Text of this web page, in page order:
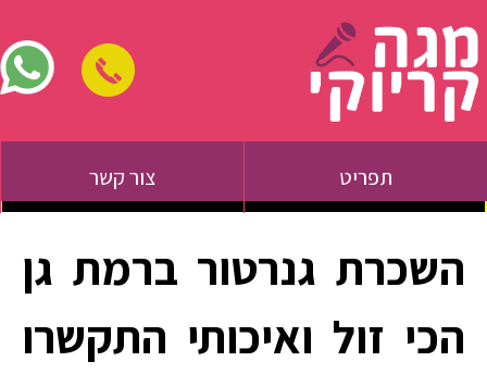
תפריט צור קשר
השכרת גנרטור ברמת גן
הכי זול ואיכותי התקשרו